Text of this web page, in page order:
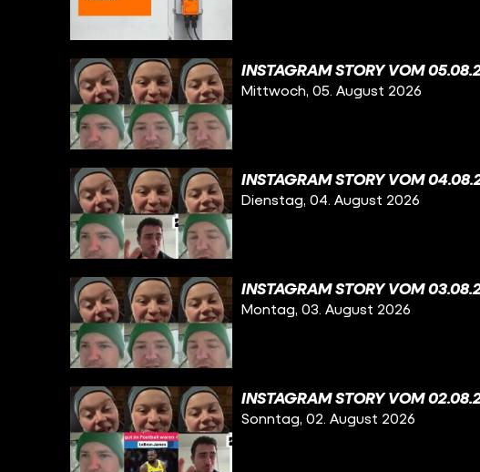
INSTAGRAM STORY VOM
Mittwoch, 05. August 2026
INSTAGRAM STORY VOM
Dienstag, 04. August 2026
INSTAGRAM STORY VOM
Montag, 03. August 2026
INSTAGRAM STORY VOM
Sonntag, 02. August 2026